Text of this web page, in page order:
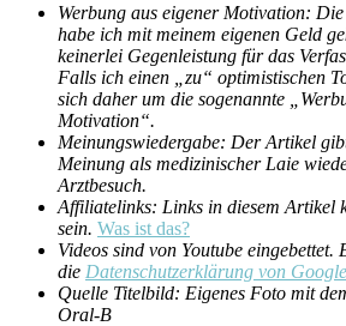
Werbung aus eigener Motivation:
habe ich mit meinem eigenen Geld
keinerlei Gegenleistung für das
Falls ich einen „zu“ optimistischen
sich daher um die sogenannte
Motivation“.
Meinungswiedergabe: Der Artikel
Meinung als medizinischer Laie
Arztbesuch.
Affiliatelinks: Links in diesem Artikel
sein. Was ist das?
Videos sind von Youtube eingebettet.
die Datenschutzerklärung von Google
Quelle Titelbild: Eigenes Foto mit
Oral-B